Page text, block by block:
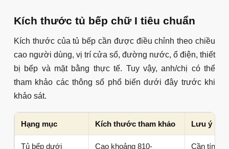
Kích thước tủ bếp chữ I tiêu chuẩn
Kích thước của tủ bếp cần được điều chỉnh theo chiều
cao người dùng, vị trí cửa sổ, đường nước, ổ điện, thiết
bị bếp và mặt bằng thực tế. Tuy vậy, anh/chị có thể
tham khảo các thông số phổ biến dưới đây trước khi
khảo sát.
Hạng mục Kích thước tham khảo Lưu ý khi
Tủ bếp dưới Cao khoảng 810- Cần tính